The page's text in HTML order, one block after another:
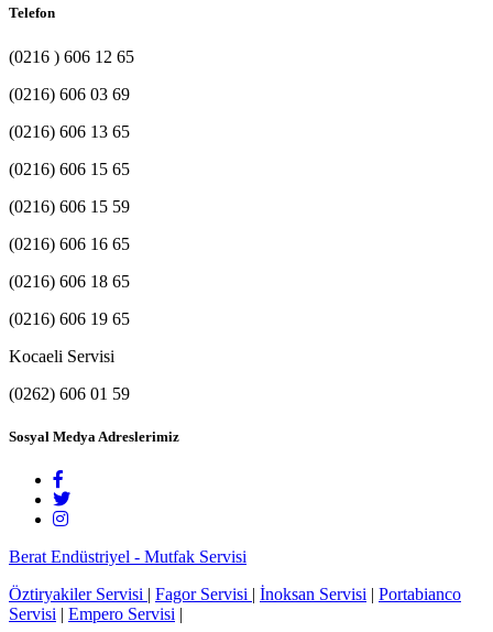
Telefon
(0216 ) 606 12 65
(0216) 606 03 69
(0216) 606 13 65
(0216) 606 15 65
(0216) 606 15 59
(0216) 606 16 65
(0216) 606 18 65
(0216) 606 19 65
Kocaeli Servisi
(0262) 606 01 59
Sosyal Medya Adreslerimiz
Berat Endüstriyel - Mutfak Servisi
Öztiryakiler Servisi | Fagor Servisi | İnoksan Servisi | Portabianco
Servisi | Empero Servisi |